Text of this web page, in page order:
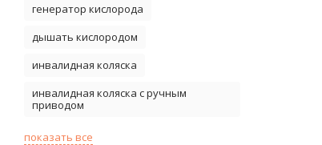
генератор кислорода
дышать кислородом
инвалидная коляска
инвалидная коляска с ручным
приводом
показать все